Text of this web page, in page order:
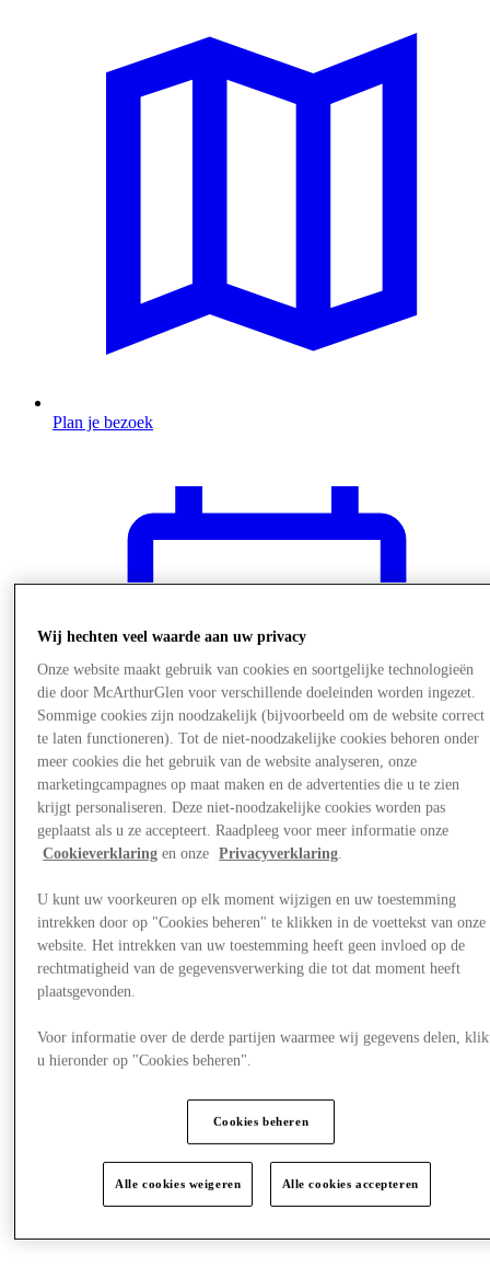
Plan je bezoek
Wij hechten veel waarde aan uw privacy
Onze website maakt gebruik van cookies en soortgelijke technologieën
die door McArthurGlen voor verschillende doeleinden worden ingezet.
Sommige cookies zijn noodzakelijk (bijvoorbeeld om de website correct
te laten functioneren). Tot de niet-noodzakelijke cookies behoren onder
meer cookies die het gebruik van de website analyseren, onze
marketingcampagnes op maat maken en de advertenties die u te zien
krijgt personaliseren. Deze niet-noodzakelijke cookies worden pas
geplaatst als u ze accepteert. Raadpleeg voor meer informatie onze
Cookieverklaring en onze Privacyverklaring.
U kunt uw voorkeuren op elk moment wijzigen en uw toestemming
intrekken door op "Cookies beheren" te klikken in de voettekst van onze
website. Het intrekken van uw toestemming heeft geen invloed op de
rechtmatigheid van de gegevensverwerking die tot dat moment heeft
plaatsgevonden.
Voor informatie over de derde partijen waarmee wij gegevens delen,
u hieronder op "Cookies beheren".
Cookies beheren
Alle cookies weigeren Alle cookies accepteren